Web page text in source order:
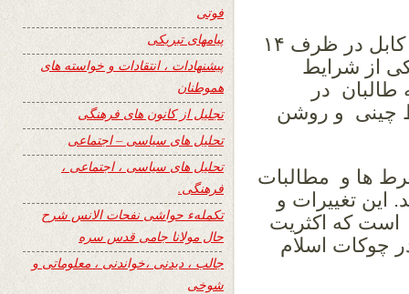
آمدیم به مطالبات دولت و جانب حاکمیت کابل در ظرف ۱۴
از شرایط
طالبان در
چینی و روشن
ها و مطالبات
این تغییرات و
است که اکثریت
چوکات اسلام
فوتی
پیامهای تبریکی
پیشنهادات ، انتقادات و خواسته های
هموطنان
تجلیل از کانون های فرهنگی
تحلیل های سیاسی – اجتماعی
تحلیل های سیاسی ، اجتماعی ،
فرهنگی.
تکملهء حواشی نفحات الانس شرح
حال مولانا جامی قدس سره
جالب ، دیدنی ،خواندنی ، معلوماتی و
شوخی